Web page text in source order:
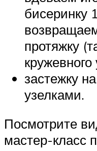
бисеринку
протяжку
кружевного
застежку
узелками.
Посмотрите
мастер-класс